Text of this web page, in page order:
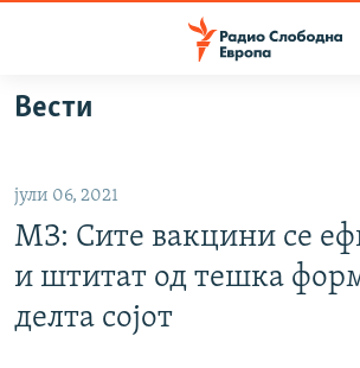
Оди
на
Оди
на
главната
навигација
на
ВИЗУЕЛНО
ШТО ТРЕБА ДА ЗНАЕТЕ
ПРИЈАВИ СЕ ЗА ЊУЗЛЕТЕР
Вести
јули 06, 2021
МЗ: Сите вакцини се
и штитат од тешка
делта сојот